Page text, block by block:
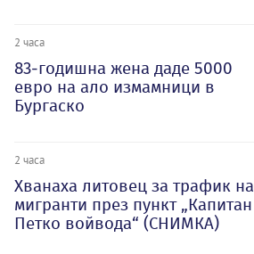
2 часа
83-годишна жена даде 5000
евро на ало измамници в
Бургаско
2 часа
Хванаха литовец за трафик на
мигранти през пункт „Капитан
Петко войвода“ (СНИМКА)